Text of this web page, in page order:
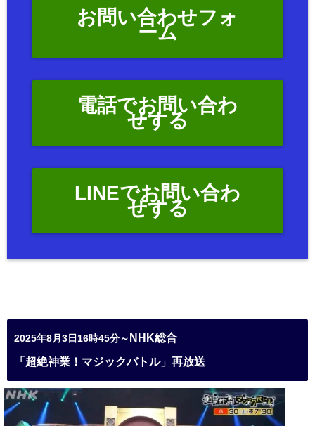
お問い合わせフォ
ーム
電話でお問い合わ
せする
LINEでお問い合わ
せする
2025年8月3日16時45分～ NHK総合
「超絶神業！マジックバトル」再放送